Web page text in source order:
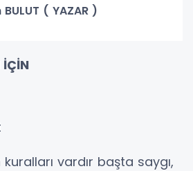
( YAZAR )
İÇİN
vardır başta saygı,